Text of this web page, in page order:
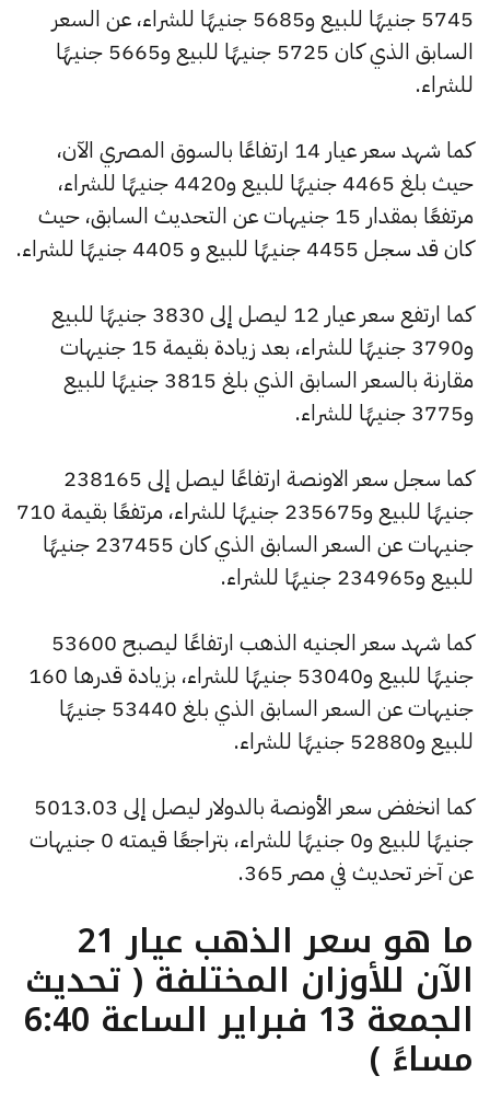
5745 جنيهًا للبيع و5685 جنيهًا للشراء، عن السعر
السابق الذي كان 5725 جنيهًا للبيع و5665 جنيهًا
للشراء.
كما شهد سعر عيار 14 ارتفاعًا بالسوق المصري الآن،
حيث بلغ 4465 جنيهًا للبيع و4420 جنيهًا للشراء،
مرتفعًا بمقدار 15 جنيهات عن التحديث السابق، حيث
كان قد سجل 4455 جنيهًا للبيع و 4405 جنيهًا للشراء.
كما ارتفع سعر عيار 12 ليصل إلى 3830 جنيهًا للبيع
و3790 جنيهًا للشراء، بعد زيادة بقيمة 15 جنيهات
مقارنة بالسعر السابق الذي بلغ 3815 جنيهًا للبيع
و3775 جنيهًا للشراء.
كما سجل سعر الاونصة ارتفاعًا ليصل إلى 238165
جنيهًا للبيع و235675 جنيهًا للشراء، مرتفعًا بقيمة 710
جنيهات عن السعر السابق الذي كان 237455 جنيهًا
للبيع و234965 جنيهًا للشراء.
كما شهد سعر الجنيه الذهب ارتفاعًا ليصبح 53600
جنيهًا للبيع و53040 جنيهًا للشراء، بزيادة قدرها 160
جنيهات عن السعر السابق الذي بلغ 53440 جنيهًا
للبيع و52880 جنيهًا للشراء.
كما انخفض سعر الأونصة بالدولار ليصل إلى 5013.03
جنيهًا للبيع و0 جنيهًا للشراء، بتراجعًا قيمته 0 جنيهات
عن آخر تحديث في مصر 365.
ما هو سعر الذهب عيار 21
الآن للأوزان المختلفة ( تحديث
الجمعة 13 فبراير الساعة 6:40
مساءً )